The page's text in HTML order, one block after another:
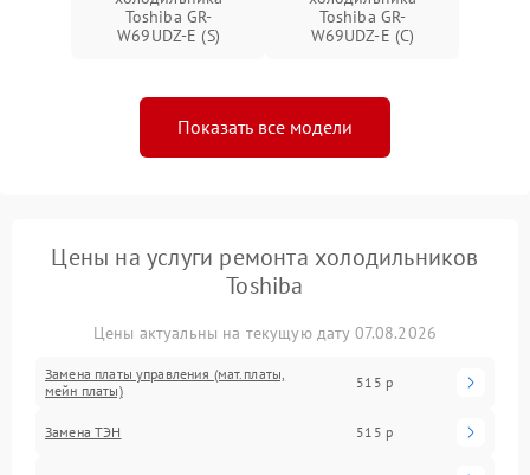
Toshiba GR-
W69UDZ-E (S)
Toshiba GR-
W69UDZ-E (C)
Показать все модели
Цены на услуги ремонта холодильников
Toshiba
Цены актуальны на текущую дату 07.08.2026
Замена платы управления (мат.платы,
мейн платы)
515 р
Замена ТЭН 515 р